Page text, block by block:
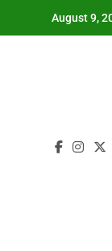
August 9,